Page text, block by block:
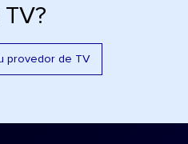
provedor de TV